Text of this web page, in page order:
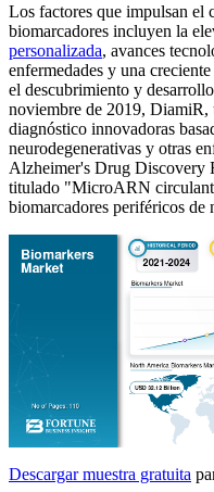
Los factores que impulsan el
biomarcadores incluyen la
personalizada, avances
enfermedades y una
el descubrimiento y
noviembre de 2019, DiamiR,
diagnóstico innovadoras
neurodegenerativas y otras
Alzheimer's Drug Discovery
titulado "MicroARN
biomarcadores periféricos de
Descargar muestra gratuita